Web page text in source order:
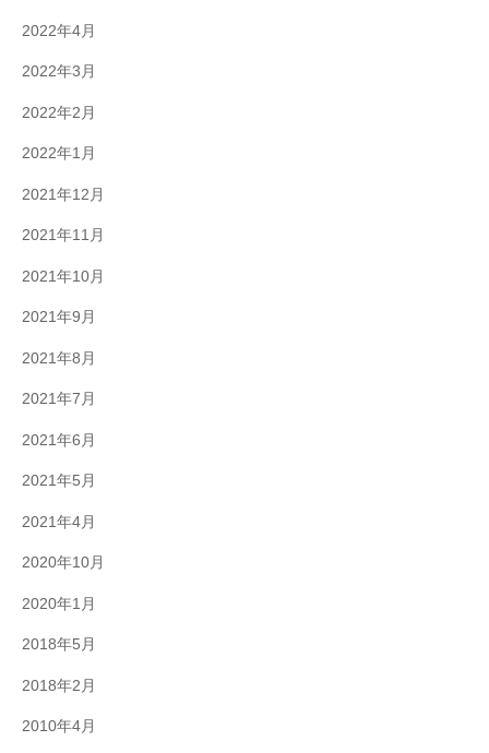
2022年4月
2022年3月
2022年2月
2022年1月
2021年12月
2021年11月
2021年10月
2021年9月
2021年8月
2021年7月
2021年6月
2021年5月
2021年4月
2020年10月
2020年1月
2018年5月
2018年2月
2010年4月